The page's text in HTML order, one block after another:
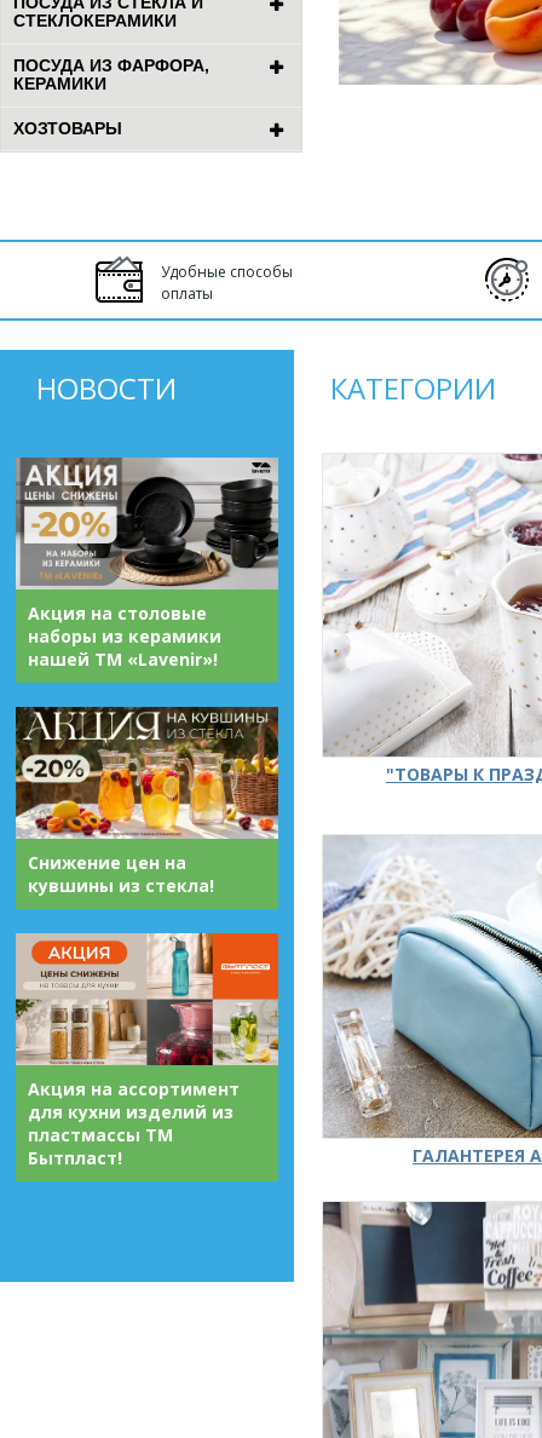
СТЕКЛОКЕРАМИКИ
ПОСУДА ИЗ ФАРФОРА,
КЕРАМИКИ
ХОЗТОВАРЫ
Удобные способы
оплаты
НОВОСТИ
Акция на столовые
наборы из керамики
нашей ТМ «Lavenir»!
Снижение цен на
кувшины из стекла!
Акция на ассортимент
для кухни изделий из
пластмассы ТМ
Бытпласт!
КАТЕГОРИИ
"ТОВАРЫ К
ГАЛАНТЕРЕЯ